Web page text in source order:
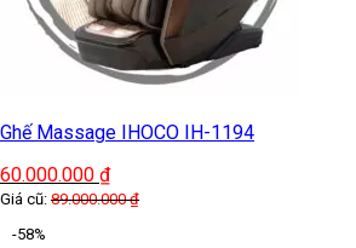
Ghế Massage IHOCO IH-1194
60.000.000 ₫
Giá cũ: 89.000.000₫
-58%